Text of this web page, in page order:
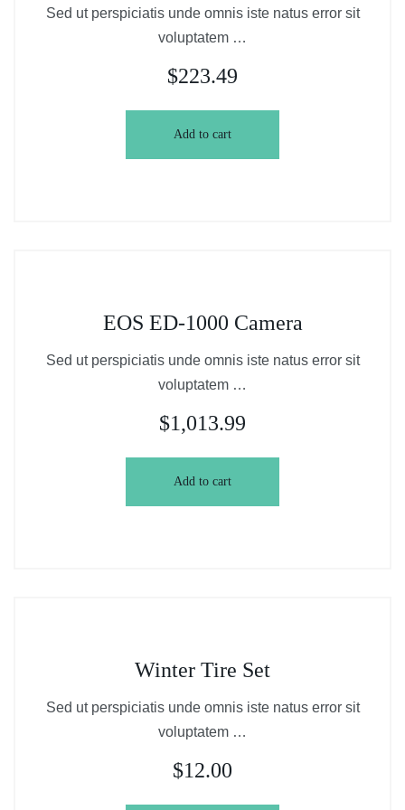
Sed ut perspiciatis unde omnis iste natus error sit
voluptatem …
$223.49
Add to cart
EOS ED-1000 Camera
Sed ut perspiciatis unde omnis iste natus error sit
voluptatem …
$1,013.99
Add to cart
Winter Tire Set
Sed ut perspiciatis unde omnis iste natus error sit
voluptatem …
$12.00